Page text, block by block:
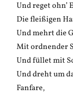
Und reget ohn’
Die fleißigen
Und mehrt die
Mit ordnender
Und füllet mit
Und dreht um
Fanfare,